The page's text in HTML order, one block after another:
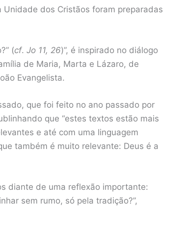
dos Cristãos foram preparadas
(cf. Jo 11, 26)”, é inspirado no diálogo
de Maria, Marta e Lázaro, de
Evangelista.
que foi feito no ano passado por
que “estes textos estão mais
e até com uma linguagem
também é muito relevante: Deus é a
diante de uma reflexão importante:
sem rumo, só pela tradição?”,